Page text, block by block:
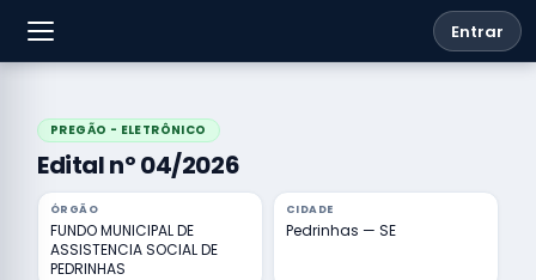
Entrar
PREGÃO - ELETRÔNICO
Edital nº 04/2026
ÓRGÃO
FUNDO MUNICIPAL DE
ASSISTENCIA SOCIAL DE
PEDRINHAS
CIDADE
Pedrinhas — SE